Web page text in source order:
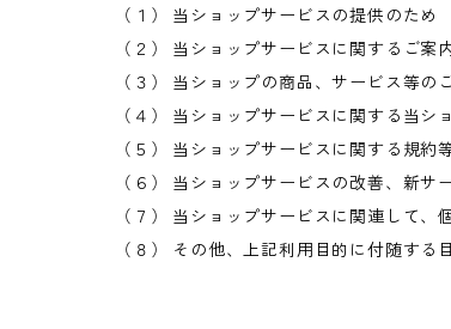
（１） 当ショップサービスの提供のため
（２） 当ショップサービスに関するご
（３） 当ショップの商品、サービス等の
（４） 当ショップサービスに関する当
（５） 当ショップサービスに関する規約
（６） 当ショップサービスの改善、新サ
（７） 当ショップサービスに関連して
（８） その他、上記利用目的に付随する